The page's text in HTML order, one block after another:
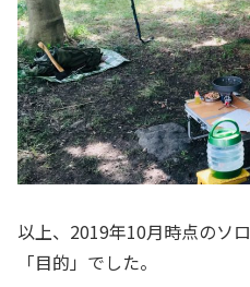
以上、2019年10月時点のソ
「目的」でした。